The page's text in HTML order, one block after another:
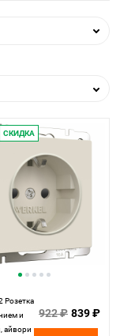
СКИДКА
Розетка
и
айвори
922 ₽ 839 ₽